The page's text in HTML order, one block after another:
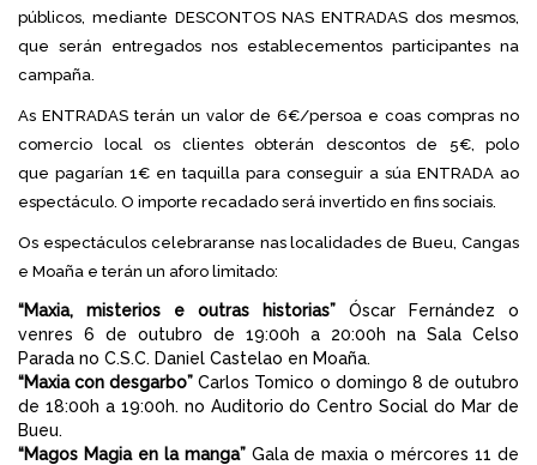
públicos, mediante DESCONTOS NAS ENTRADAS dos mesmos,
que serán entregados nos establecementos participantes na
campaña.
As ENTRADAS terán un valor de 6€/persoa e coas compras no
comercio local os clientes obterán descontos de 5€, polo
que pagarían 1€ en taquilla para conseguir a súa ENTRADA ao
espectáculo. O importe recadado será invertido en fins sociais.
Os espectáculos celebraranse nas localidades de Bueu, Cangas
e Moaña e terán un aforo limitado:
“Maxia, misterios e outras historias” Óscar Fernández o
venres 6 de outubro de 19:00h a 20:00h na Sala Celso
Parada no C.S.C. Daniel Castelao en Moaña.
“Maxia con desgarbo” Carlos Tomico o domingo 8 de outubro
de 18:00h a 19:00h. no Auditorio do Centro Social do Mar de
Bueu.
“Magos Magia en la manga”Gala de maxia o mércores 11 de